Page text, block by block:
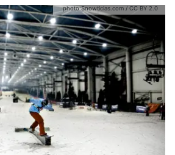
photo:Snowticias.com / CC BY 2.0